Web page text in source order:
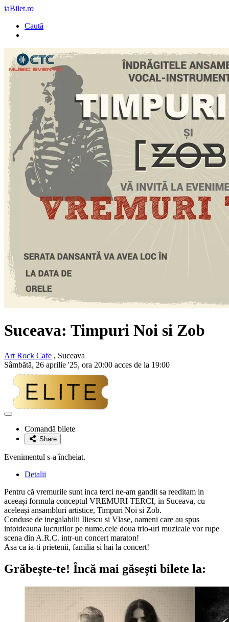
iaBilet.ro
Caută
Suceava: Timpuri Noi si Zob
Art Rock Cafe , Suceava
Sâmbătă, 26 aprilie '25, ora 20:00 acces de la 19:00
Adaugă
favoriteComandă bilete
Share
Evenimentul s-a încheiat.
Detalii
Pentru că vremurile sunt inca terci ne-am gandit sa reeditam in
aceeași formula conceptul VREMURI TERCI, in Suceava, cu
aceleași ansambluri artistice, Timpuri Noi si Zob.
Conduse de inegalabilii Iliescu si Vlase, oameni care au spus
intotdeauna lucrurilor pe nume,cele doua trio-uri muzicale vor rupe
scena din A.R.C. intr-un concert maraton!
Asa ca ia-ti prietenii, familia si hai la concert!
Grăbește-te! Încă mai găsești bilete la: